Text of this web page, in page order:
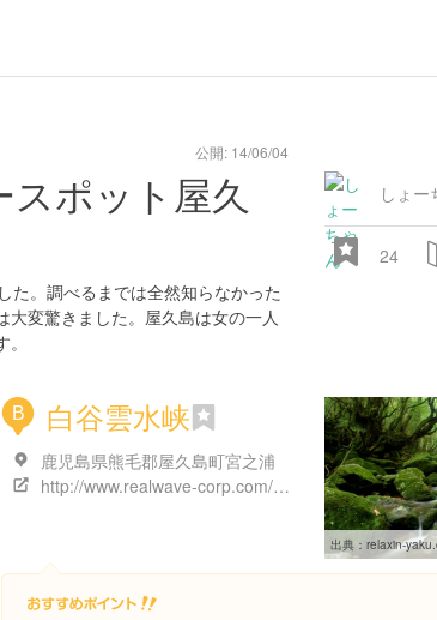
公開: 14/06/04
ポット屋久
た。調べるまでは全然知らなかった
変驚きました。屋久島は女の一人
しょー
24
B 白谷雲水峡
鹿児島県熊毛郡屋久島町宮之浦
http://www.realwave-corp.com/06walk/02/index.htm
出典： relaxin-